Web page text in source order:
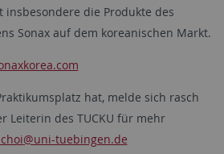
insbesondere die Produkte des
Sonax auf dem koreanischen Markt.
hat, melde sich rasch
Leiterin des TUCKU für mehr
@uni-tuebingen.de